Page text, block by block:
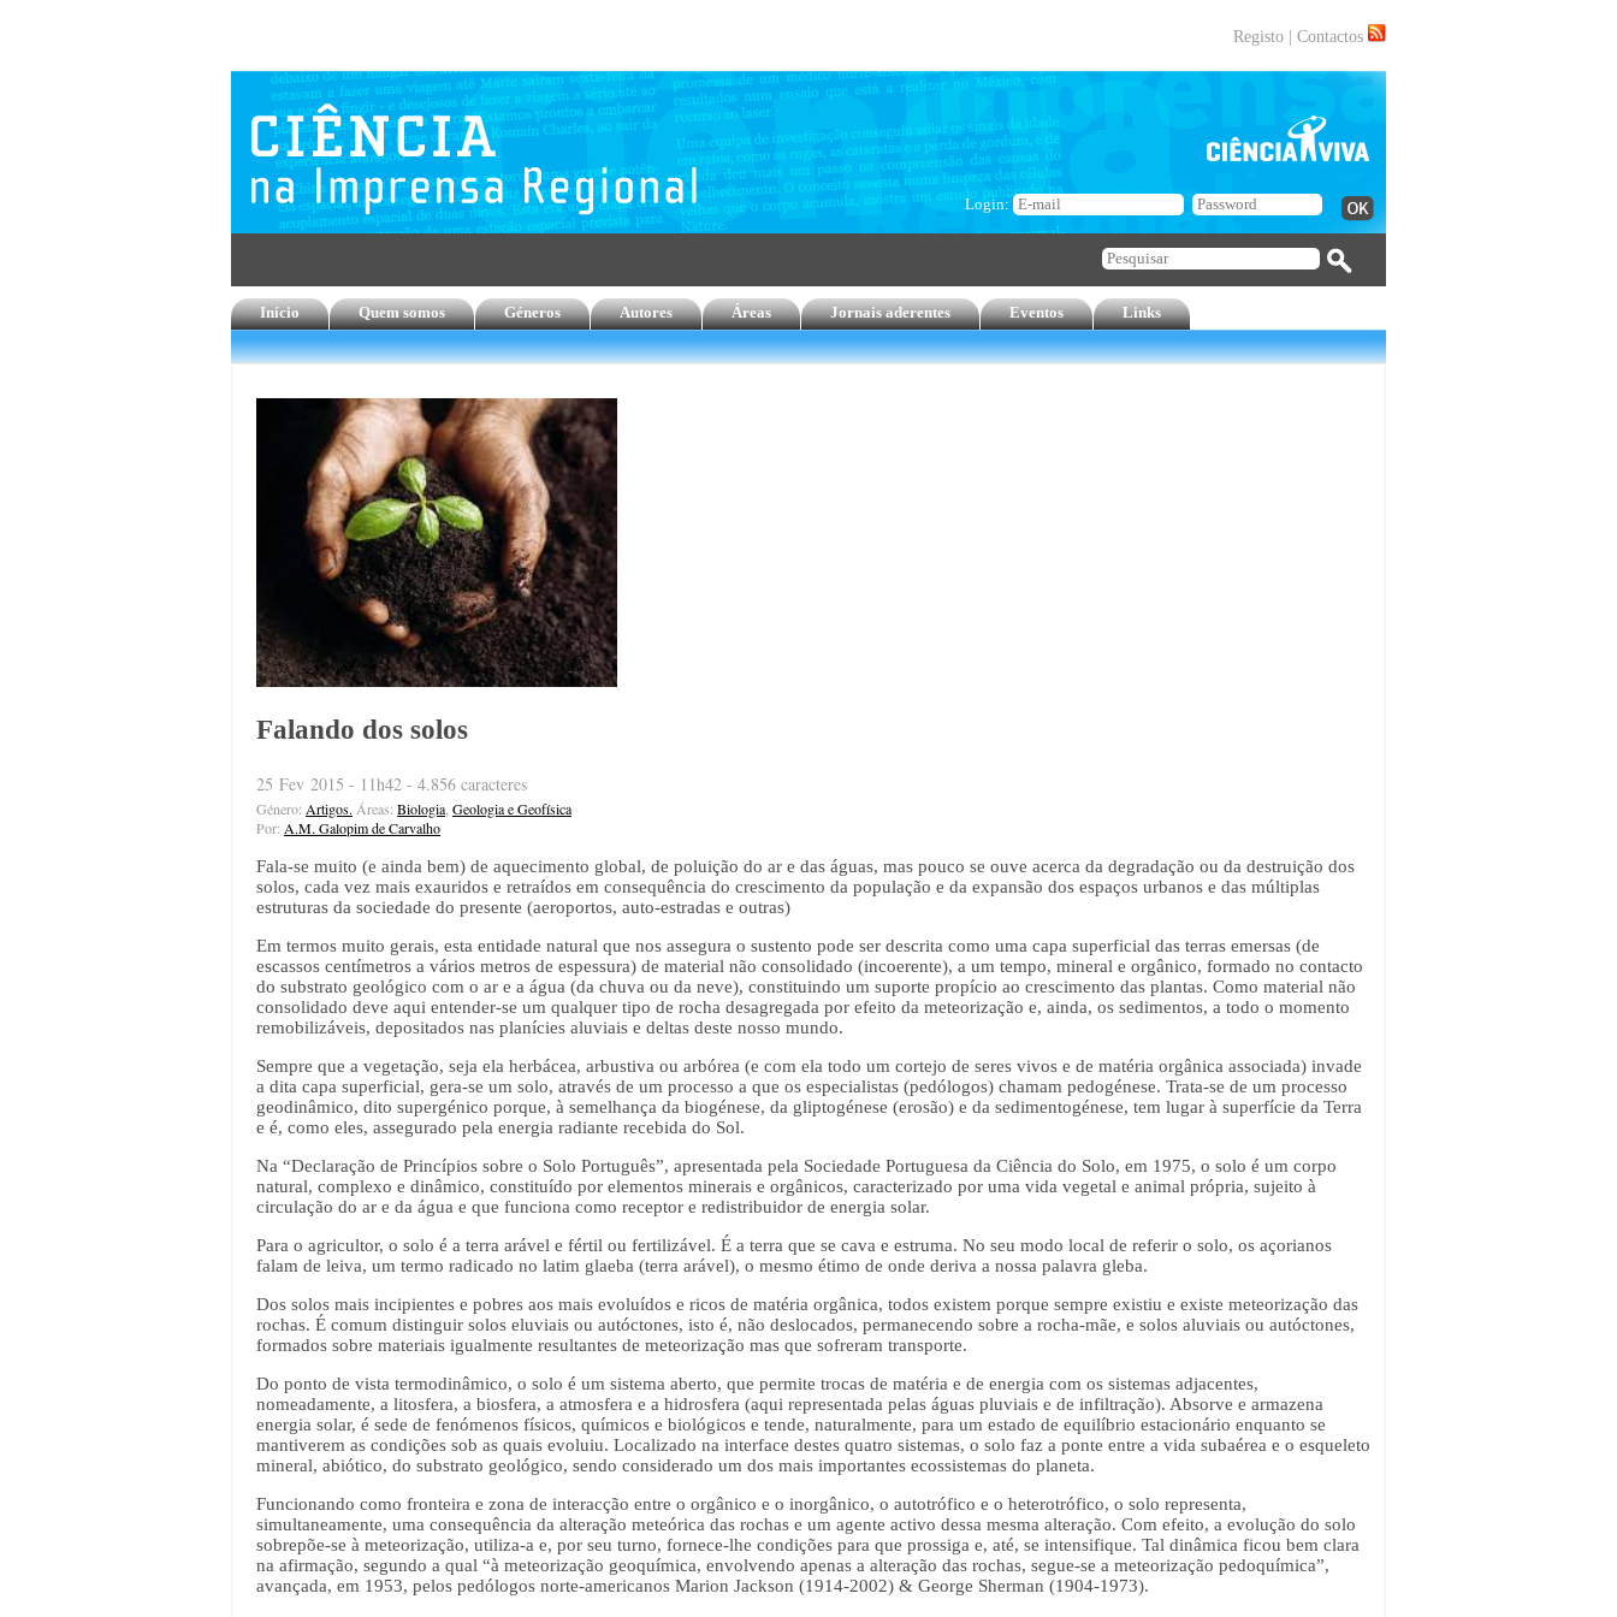
Registo Contactos
Login:
Início Quem somos Géneros Autores Áreas Jornais aderentes Eventos Links
Falando dos solos
25 Fev 2015 - 11h42 - 4.856 caracteres
Género: Artigos. Áreas: Biologia Geologia e Geofísica
Por: A.M. Galopim de Carvalho
Fala-se muito (e ainda bem) de aquecimento global, de poluição do ar e das águas, mas pouco se ouve acerca da degradação ou da destruição dos
solos, cada vez mais exauridos e retraídos em consequência do crescimento da população e da expansão dos espaços urbanos e das múltiplas
estruturas da sociedade do presente (aeroportos, auto-estradas e outras)
Em termos muito gerais, esta entidade natural que nos assegura o sustento pode ser descrita como uma capa superficial das terras emersas (de
escassos centímetros a vários metros de espessura) de material não consolidado (incoerente), a um tempo, mineral e orgânico, formado no contacto
do substrato geológico com o ar e a água (da chuva ou da neve), constituindo um suporte propício ao crescimento das plantas. Como material não
consolidado deve aqui entender-se um qualquer tipo de rocha desagregada por efeito da meteorização e, ainda, os sedimentos, a todo o momento
remobilizáveis, depositados nas planícies aluviais e deltas deste nosso mundo.
Sempre que a vegetação, seja ela herbácea, arbustiva ou arbórea (e com ela todo um cortejo de seres vivos e de matéria orgânica associada) invade
a dita capa superficial, gera-se um solo, através de um processo a que os especialistas (pedólogos) chamam pedogénese. Trata-se de um processo
geodinâmico, dito supergénico porque, à semelhança da biogénese, da gliptogénese (erosão) e da sedimentogénese, tem lugar à superfície da Terra
e é, como eles, assegurado pela energia radiante recebida do Sol.
Na “Declaração de Princípios sobre o Solo Português”, apresentada pela Sociedade Portuguesa da Ciência do Solo, em 1975, o solo é um corpo
natural, complexo e dinâmico, constituído por elementos minerais e orgânicos, caracterizado por uma vida vegetal e animal própria, sujeito à
circulação do ar e da água e que funciona como receptor e redistribuidor de energia solar.
Para o agricultor, o solo é a terra arável e fértil ou fertilizável. É a terra que se cava e estruma. No seu modo local de referir o solo, os açorianos
falam de leiva, um termo radicado no latim glaeba (terra arável), o mesmo étimo de onde deriva a nossa palavra gleba.
Dos solos mais incipientes e pobres aos mais evoluídos e ricos de matéria orgânica, todos existem porque sempre existiu e existe meteorização das
rochas. É comum distinguir solos eluviais ou autóctones, isto é, não deslocados, permanecendo sobre a rocha-mãe, e solos aluviais ou autóctones,
formados sobre materiais igualmente resultantes de meteorização mas que sofreram transporte.
Do ponto de vista termodinâmico, o solo é um sistema aberto, que permite trocas de matéria e de energia com os sistemas adjacentes,
nomeadamente, a litosfera, a biosfera, a atmosfera e a hidrosfera (aqui representada pelas águas pluviais e de infiltração). Absorve e armazena
energia solar, é sede de fenómenos físicos, químicos e biológicos e tende, naturalmente, para um estado de equilíbrio estacionário enquanto se
mantiverem as condições sob as quais evoluiu. Localizado na interface destes quatro sistemas, o solo faz a ponte entre a vida subaérea e o esqueleto
mineral, abiótico, do substrato geológico, sendo considerado um dos mais importantes ecossistemas do planeta.
Funcionando como fronteira e zona de interacção entre o orgânico e o inorgânico, o autotrófico e o heterotrófico, o solo representa,
simultaneamente, uma consequência da alteração meteórica das rochas e um agente activo dessa mesma alteração. Com efeito, a evolução do solo
sobrepõe-se à meteorização, utiliza-a e, por seu turno, fornece-lhe condições para que prossiga e, até, se intensifique. Tal dinâmica ficou bem clara
na afirmação, segundo a qual “à meteorização geoquímica, envolvendo apenas a alteração das rochas, segue-se a meteorização pedoquímica”,
avançada, em 1953, pelos pedólogos norte-americanos Marion Jackson (1914-2002) & George Sherman (1904-1973).